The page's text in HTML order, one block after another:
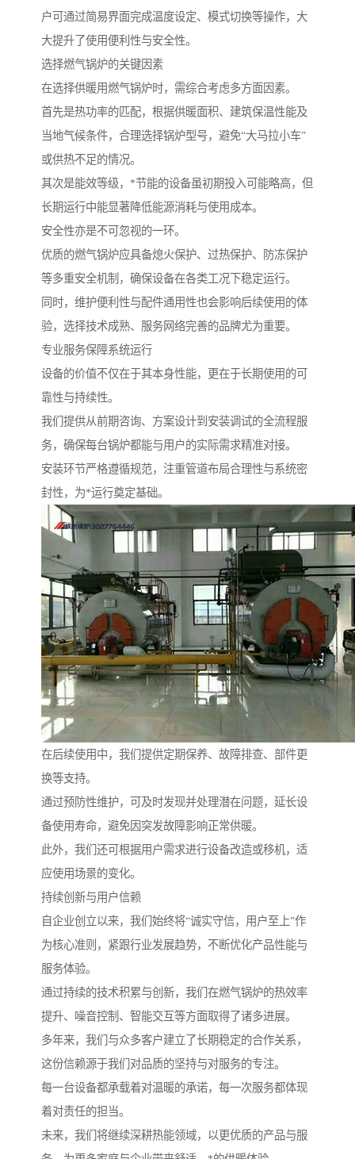
户可通过简易界面完成温度设定、模式切换等操作，大
大提升了使用便利性与安全性。
选择燃气锅炉的关键因素
在选择供暖用燃气锅炉时，需综合考虑多方面因素。
首先是热功率的匹配，根据供暖面积、建筑保温性能及
当地气候条件，合理选择锅炉型号，避免“大马拉小车”
或供热不足的情况。
其次是能效等级，*节能的设备虽初期投入可能略高，但
长期运行中能显著降低能源消耗与使用成本。
安全性亦是不可忽视的一环。
优质的燃气锅炉应具备熄火保护、过热保护、防冻保护
等多重安全机制，确保设备在各类工况下稳定运行。
同时，维护便利性与配件通用性也会影响后续使用的体
验，选择技术成熟、服务网络完善的品牌尤为重要。
专业服务保障系统运行
设备的价值不仅在于其本身性能，更在于长期使用的可
靠性与持续性。
我们提供从前期咨询、方案设计到安装调试的全流程服
务，确保每台锅炉都能与用户的实际需求精准对接。
安装环节严格遵循规范，注重管道布局合理性与系统密
封性，为*运行奠定基础。
在后续使用中，我们提供定期保养、故障排查、部件更
换等支持。
通过预防性维护，可及时发现并处理潜在问题，延长设
备使用寿命，避免因突发故障影响正常供暖。
此外，我们还可根据用户需求进行设备改造或移机，适
应使用场景的变化。
持续创新与用户信赖
自企业创立以来，我们始终将“诚实守信，用户至上”作
为核心准则，紧跟行业发展趋势，不断优化产品性能与
服务体验。
通过持续的技术积累与创新，我们在燃气锅炉的热效率
提升、噪音控制、智能交互等方面取得了诸多进展。
多年来，我们与众多客户建立了长期稳定的合作关系，
这份信赖源于我们对品质的坚持与对服务的专注。
每一台设备都承载着对温暖的承诺，每一次服务都体现
着对责任的担当。
未来，我们将继续深耕热能领域，以更优质的产品与服